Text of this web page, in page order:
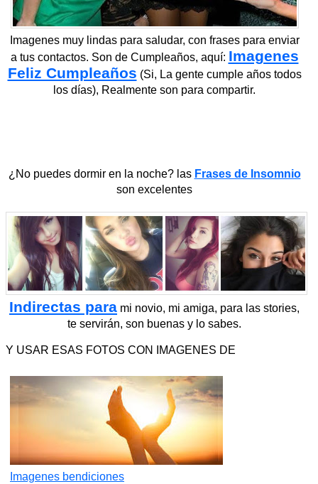
Imagenes muy lindas para saludar, con frases para enviar
a tus contactos. Son de Cumpleaños, aquí: Imagenes
Feliz Cumpleaños (Si, La gente cumple años todos
los días), Realmente son para compartir.
¿No puedes dormir en la noche? las Frases de Insomnio
son excelentes
Indirectas para mi novio, mi amiga, para las stories,
te servirán, son buenas y lo sabes.
Y USAR ESAS FOTOS CON IMAGENES DE
Imagenes bendiciones